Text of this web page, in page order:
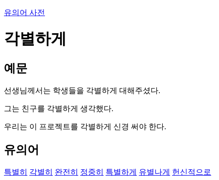
유의어 사전
각별하게
예문
선생님께서는 학생들을 각별하게 대해주셨다.
그는 친구를 각별하게 생각했다.
우리는 이 프로젝트를 각별하게 신경 써야 한다.
유의어
특별히 각별히 완전히 정중히 특별하게 유별나게 헌신적으로